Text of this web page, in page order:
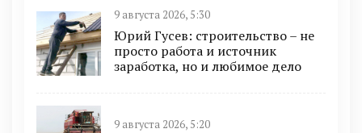
9 августа 2026, 5:30
Юрий Гусев: строительство – не
просто работа и источник
заработка, но и любимое дело
9 августа 2026, 5:20